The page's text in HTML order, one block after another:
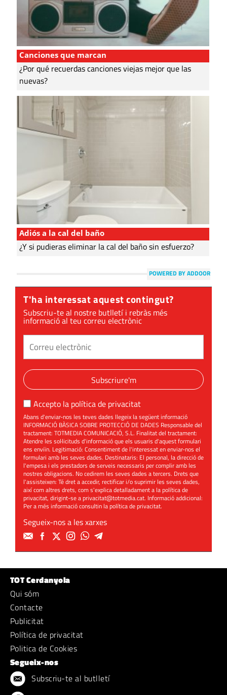
Canciones que marcan
¿Por qué recuerdas canciones viejas mejor que las
nuevas?
Adiós a la cal del baño
¿Y si pudieras eliminar la cal del baño sin esfuerzo?
POWERED BY ADDOOR
T'ha interessat aquest contingut?
Subscriu-te al nostre butlletí i rebràs més
informació al teu correu electrònic
Subscriure'm
Accepto la política de privacitat
Abans d'enviar-nos les teves dades llegeix la següent informació
INFORMACIÓ BÀSICA SOBRE PROTECCIÓ DE DADES Responsable del
tractament: TOTMEDIA COMUNICACIÓ, S.L. Finalitat del tractament:
Atendre les sol·licituds d'informació que els usuaris d'aquest formulari
ens enviïn. Legitimació: Consentiment de l'interessat en enviar-nos el
formulari amb les seves dades. Destinataris: El personal, la direcció de
l'empesa i els prestadors de serveis necessaris per complir amb les
nostres obligacions. No cedirem les seves dades a tercers. Drets que
l'assisteixen: Té dret a accedir, rectificar i/o suprimir les seves dades,
així com altres drets, com s'explica detalladament a la política de
privacitat, dirigint-se aprivacitat@totmedia.cat. Informació addicional:
Per a més informació consultin lapolítica de privacitat.
Segueix-nos a les xarxes
TOT Cerdanyola
Qui sóm
Contacte
Publicitat
Política de privacitat
Politica de Cookies
Segueix-nos
Subscriu-te al butlletí